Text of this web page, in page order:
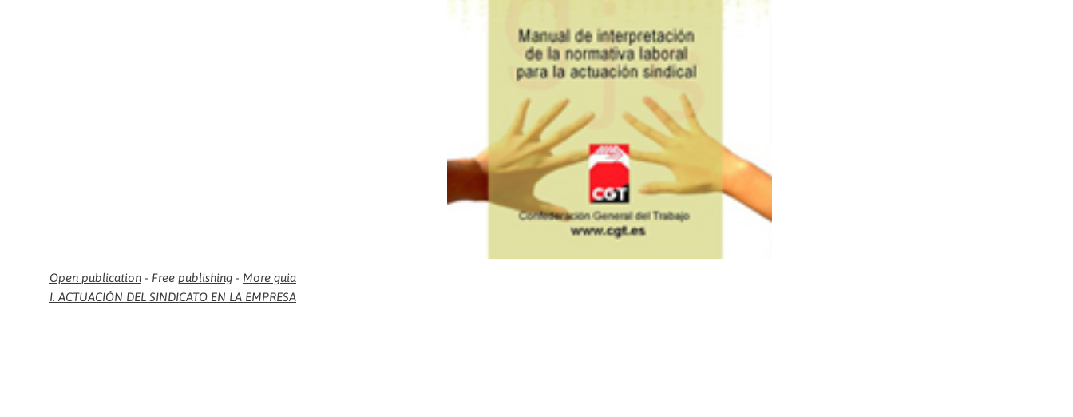
Open publication - Free publishing - More guia
I. ACTUACIÓN DEL SINDICATO EN LA EMPRESA